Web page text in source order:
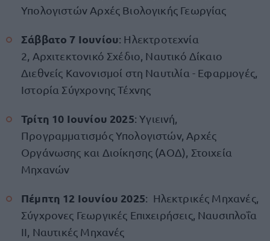
Υπολογιστών Αρχές Βιολογικής Γεωργίας
Σάββατο 7 Ιουνίου: Ηλεκτροτεχνία
2, Αρχιτεκτονικό Σχέδιο, Ναυτικό Δίκαιο
Διεθνείς Κανονισμοί στη Ναυτιλία - Εφαρμογές,
Ιστορία Σύγχρονης Τέχνης
Τρίτη 10 Ιουνίου 2025: Υγιεινή,
Προγραμματισμός Υπολογιστών, Αρχές
Οργάνωσης και Διοίκησης (ΑΟΔ), Στοιχεία
Μηχανών
Πέμπτη 12 Ιουνίου 2025: Ηλεκτρικές Μηχανές,
Σύγχρονες Γεωργικές Επιχειρήσεις, Ναυσιπλοΐα
ΙΙ, Ναυτικές Μηχανές